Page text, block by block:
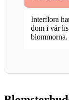
Interflora
dom i vår
blommorna.